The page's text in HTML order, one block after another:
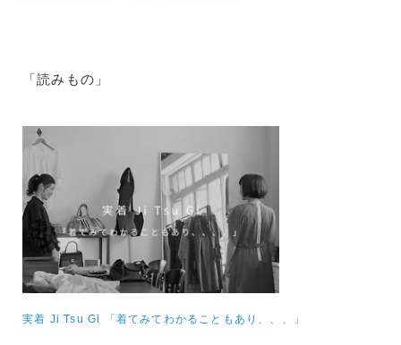
「読みもの」
実着 Ji Tsu Gi 「着てみてわかることもあり、、、」